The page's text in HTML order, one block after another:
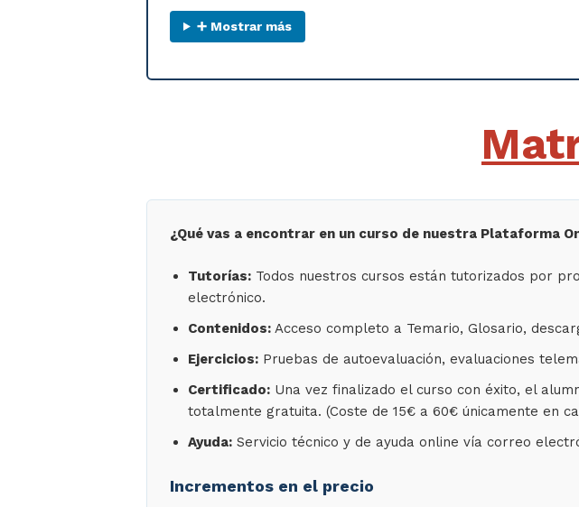
➕ Mostrar más
¿Qué vas a encontrar en un curso de nuestra Plataforma
Tutorías: Todos nuestros cursos están tutorizados por
electrónico.
Contenidos: Acceso completo a Temario, Glosario,
Ejercicios: Pruebas de autoevaluación, evaluaciones
Certificado: Una vez finalizado el curso con éxito, el
totalmente gratuita. (Coste de 15€ a 60€ únicamente en
Ayuda: Servicio técnico y de ayuda online vía correo
Incrementos en el precio